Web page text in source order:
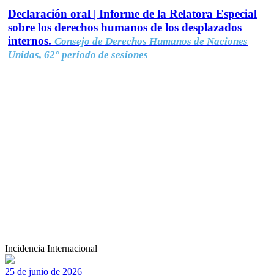
Declaración oral | Informe de la Relatora Especial
sobre los derechos humanos de los desplazados
internos. Consejo de Derechos Humanos de Naciones
Unidas, 62° período de sesiones
Incidencia Internacional
25 de junio de 2026